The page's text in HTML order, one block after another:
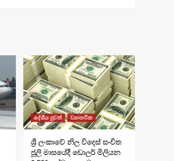
දේශීය පුවත් ව්‍යාපාරික
ශ්‍රී ලංකාවේ නිල විදෙස් සංචිත
ජූලි මාසයේදී ඩොලර් මිලියන